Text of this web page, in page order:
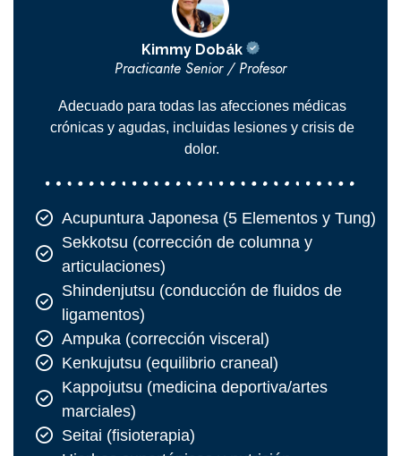
Kimmy Dobák
Practicante Senior / Profesor
Adecuado para todas las afecciones médicas
crónicas y agudas, incluidas lesiones y crisis de
dolor.
Acupuntura Japonesa (5 Elementos y Tung)
Sekkotsu (corrección de columna y
articulaciones)
Shindenjutsu (conducción de fluidos de
ligamentos)
Ampuka (corrección visceral)
Kenkujutsu (equilibrio craneal)
Kappojutsu (medicina deportiva/artes
marciales)
Seitai (fisioterapia)